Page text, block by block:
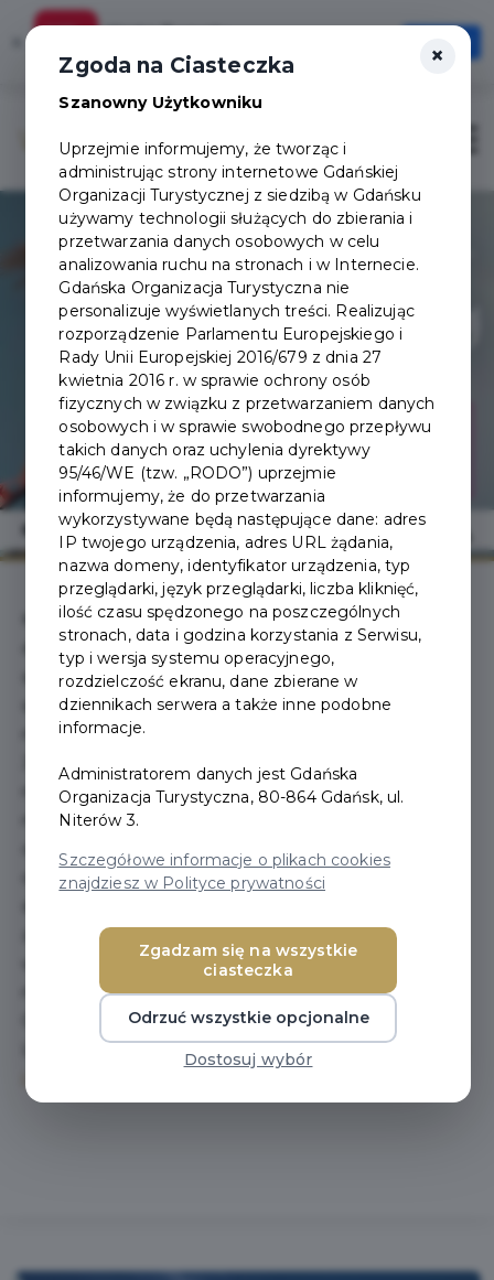
Szybciej, wygodniej, zawsze pod ręką
Otwórz
Kochasz indywidualność i niepowtarzalny styl? My też i
dlatego posiadamy szeroki wachlarz marek modowych,
sportowych i lifestylowych – u nas każdy znajdzie coś dla
siebie. Designer Outlet Gdańsk oferuje, dzięki ponad 100
markom (takim jak np. Nike, Asics, Calvin Klein, Pepe
Jeans, Levi’s, Boss, Karl Lagerfeld czy Guess) i cenom
niższym od 30 do 70% przez cały rok, najlepsze
możliwości robienia zakupów. Na co dzień i na specjalną
okazję. Po prostu zawsze. Architektura outletu z jego
ogromną latarnią morską przypomina tradycyjną
zakupów nie znajdziesz nigdzie indziej! Obierz kurs na
wyjątkową przystań mody, Designer Outlet Gdańsk! Do
naszego centrum dojedziesz samochodem z centrum
Gdańska lub Portu Lotniczego Gdańsk Rębiechowo im.
Lecha Wałęsy w ciągu zaledwie 10–15 minut.Kliknij tutaj
×
Zgoda na Ciasteczka
Szanowny Użytkowniku
Uprzejmie informujemy, że tworząc i
administrując strony internetowe Gdańskiej
Organizacji Turystycznej z siedzibą w Gdańsku
używamy technologii służących do zbierania i
przetwarzania danych osobowych w celu
analizowania ruchu na stronach i w Internecie.
Gdańska Organizacja Turystyczna nie
personalizuje wyświetlanych treści. Realizując
rozporządzenie Parlamentu Europejskiego i
Rady Unii Europejskiej 2016/679 z dnia 27
kwietnia 2016 r. w sprawie ochrony osób
fizycznych w związku z przetwarzaniem danych
osobowych i w sprawie swobodnego przepływu
takich danych oraz uchylenia dyrektywy
95/46/WE (tzw. „RODO”) uprzejmie
informujemy, że do przetwarzania
wykorzystywane będą następujące dane: adres
IP twojego urządzenia, adres URL żądania,
nazwa domeny, identyfikator urządzenia, typ
przeglądarki, język przeglądarki, liczba kliknięć,
ilość czasu spędzonego na poszczególnych
stronach, data i godzina korzystania z Serwisu,
typ i wersja systemu operacyjnego,
rozdzielczość ekranu, dane zbierane w
dziennikach serwera a także inne podobne
informacje.
Administratorem danych jest Gdańska
Organizacja Turystyczna, 80-864 Gdańsk, ul.
Niterów 3.
Szczegółowe informacje o plikach cookies
znajdziesz w Polityce prywatności
Zgadzam się na wszystkie
ciasteczka
Odrzuć wszystkie opcjonalne
Dostosuj wybór